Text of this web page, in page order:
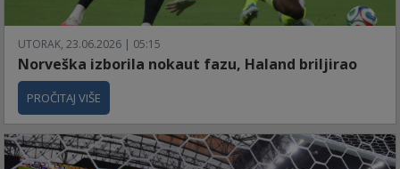
UTORAK, 23.06.2026 | 05:15
Norveška izborila nokaut fazu, Haland briljirao
PROČITAJ VIŠE